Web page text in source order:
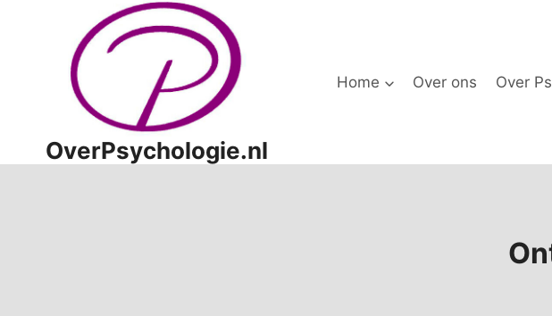
OverPsychologie.nl
Home Over ons Over